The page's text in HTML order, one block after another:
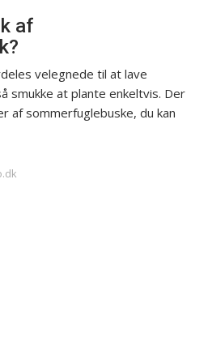
af
velegnede til at lave
smukke at plante enkeltvis. Der
af sommerfuglebuske, du kan